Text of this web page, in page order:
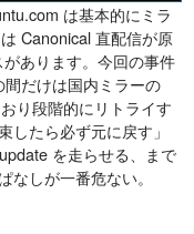
は基本的にミラ
Canonical 直配信が原
あります。今回の事件
だけは国内ミラーの
り段階的にリトライす
したら必ず元に戻す」
を走らせる、まで
しが一番危ない。